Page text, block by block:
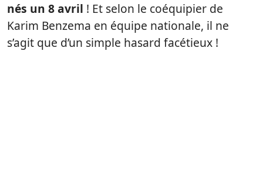
nés un 8 avril ! Et selon le coéquipier de
Karim Benzema en équipe nationale, il ne
s’agit que d’un simple hasard facétieux !